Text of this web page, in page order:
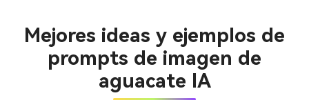
Mejores ideas y ejemplos de
prompts de imagen de
aguacate IA